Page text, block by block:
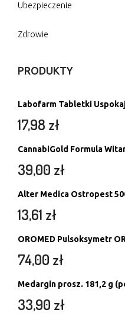
Ubezpieczenie
Zdrowie
PRODUKTY
Labofarm Tabletki
17,98 zł
CannabiGold Formula
39,00 zł
Alter Medica Ostropest
13,61 zł
OROMED Pulsoksymetr
74,00 zł
Medargin prosz. 181,2 g
33,90 zł